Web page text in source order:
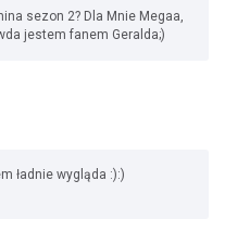
sezon 2? Dla Mnie Megaa,
jestem fanem Geralda;)
ładnie wygląda :):)